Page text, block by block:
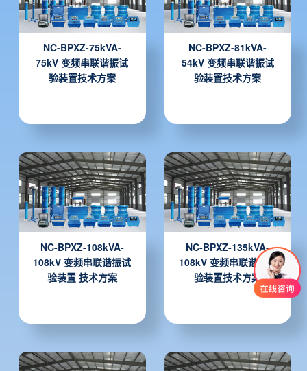
NC-BPXZ-75kVA-
75kV 变频串联谐振试
验装置技术方案
NC-BPXZ-81kVA-
54kV 变频串联谐振试
验装置技术方案
NC-BPXZ-108kVA-
108kV 变频串联谐振试
验装置 技术方案
NC-BPXZ-135kVA-
108kV 变频串联谐振试
验装置技术方案